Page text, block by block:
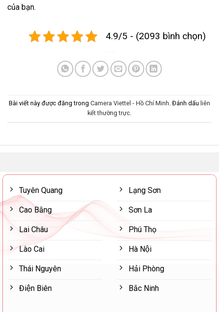
của bạn.
4.9/5 - (2093 bình chọn)
Bài viết này được đăng trong Camera Viettel - Hồ Chí Minh. Đánh dấu liên
kết thường trực.
Tuyên Quang
Cao Bằng
Lai Châu
Lào Cai
Thái Nguyên
Điện Biên
Lạng Sơn
Sơn La
Phú Thọ
Hà Nội
Hải Phòng
Bắc Ninh